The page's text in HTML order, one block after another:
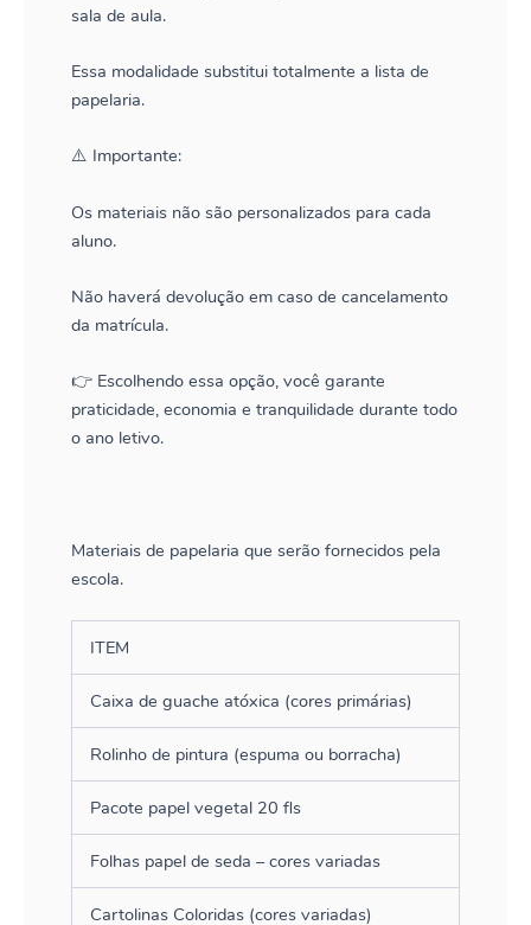
sala de aula.
Essa modalidade substitui totalmente a lista de
papelaria.
⚠️ Importante:
Os materiais não são personalizados para cada
aluno.
Não haverá devolução em caso de cancelamento
da matrícula.
👉 Escolhendo essa opção, você garante
praticidade, economia e tranquilidade durante todo
o ano letivo.
Materiais de papelaria que serão fornecidos pela
escola.
ITEM
Caixa de guache atóxica (cores primárias)
Rolinho de pintura (espuma ou borracha)
Pacote papel vegetal 20 fls
Folhas papel de seda – cores variadas
Cartolinas Coloridas (cores variadas)